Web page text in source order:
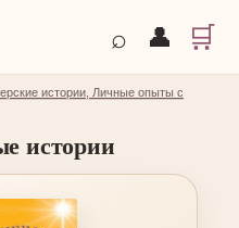
⌕ 👤 🛒
истории, Личные опыты с
истории